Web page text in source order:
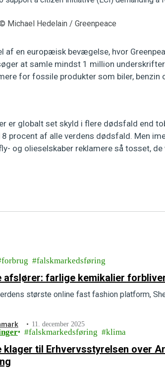
Michael Hedelain / Greenpeace
af en europæisk bevægelse, hvor
at samle mindst 1 million
for fossile produkter som biler, benzin
globalt set skyld i flere dødsfald end
procent af alle verdens dødsfald. Men
og olieselskaber reklamere så tosset, de
forbrug falskmarkedsføring
afslører: farlige kemikalier
største online fast fashion platform,
11. december 2025
falskmarkedsføring klima
klager til Erhvervsstyrelsen over